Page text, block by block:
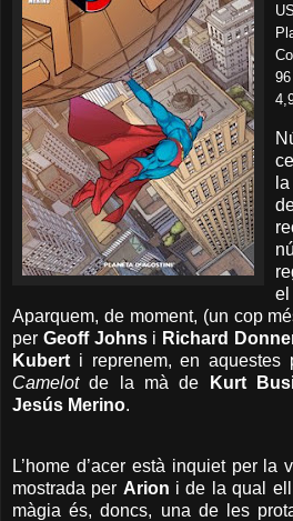
el
Aparquem, de moment, (un cop
per Geoff Johnsi Richard
Kubert i reprenem, en aquestes
Camelotde la mà de Kurt
Jesús Merino.
L’home d’acer està inquiet per la
mostrada per Arion i de la qual ell
màgia és, doncs, una de les